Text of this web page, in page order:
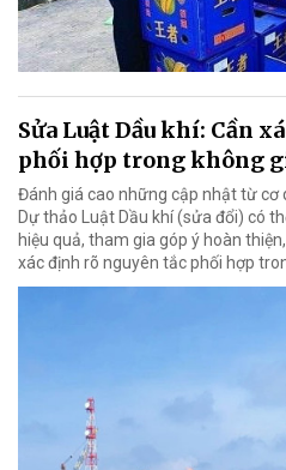
Sửa Luật Dầu khí: Cần
phối hợp trong không
Đánh giá cao những cập nhật từ cơ
Dự thảo Luật Dầu khí (sửa đổi) có
hiệu quả, tham gia góp ý hoàn
xác định rõ nguyên tắc phối hợp